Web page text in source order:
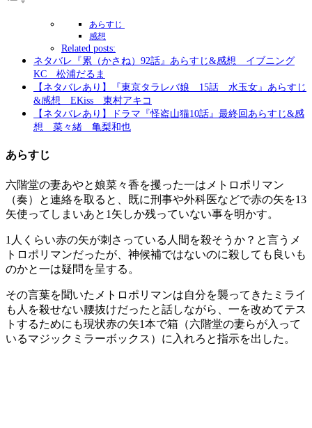
あらすじ
感想
Related posts:
ネタバレ『累（かさね）92話』あらすじ&感想 イブニング
KC 松浦だるま
【ネタバレあり】『東京タラレバ娘 15話 水玉女』あらすじ
&感想 EKiss 東村アキコ
【ネタバレあり】ドラマ『怪盗山猫10話』最終回あらすじ&感
想 菜々緒 亀梨和也
あらすじ
六階堂の妻あやと娘菜々香を攫った一はメトロポリマン
（奏）と連絡を取ると、既に刑事や外科医などで赤の矢を13
矢使ってしまいあと1矢しか残っていない事を明かす。
1人くらい赤の矢が刺さっている人間を殺そうか？と言うメ
トロポリマンだったが、神候補ではないのに殺しても良いも
のかと一は疑問を呈する。
その言葉を聞いたメトロポリマンは自分を襲ってきたミライ
も人を殺せない腰抜けだったと話しながら、一を改めてテス
トするためにも現状赤の矢1本で箱（六階堂の妻らが入って
いるマジックミラーボックス）に入れろと指示を出した。